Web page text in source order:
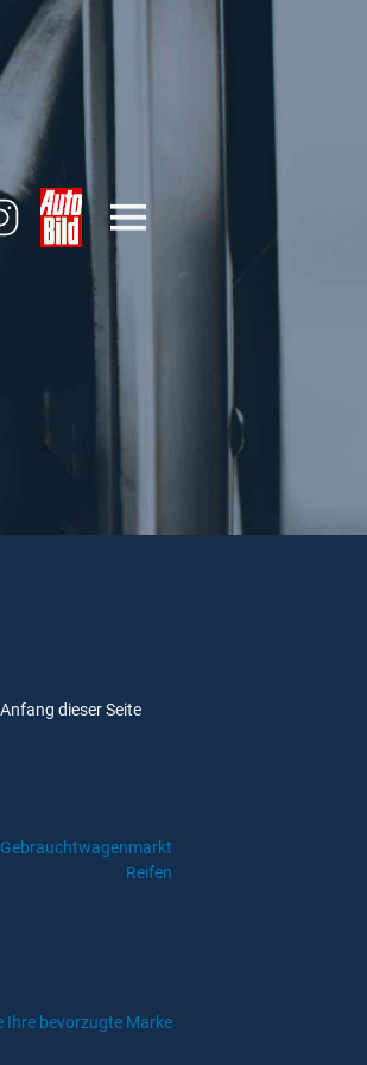
dieser Seite
Gebrauchtwagenmarkt
Reifen
Ihre bevorzugte Marke